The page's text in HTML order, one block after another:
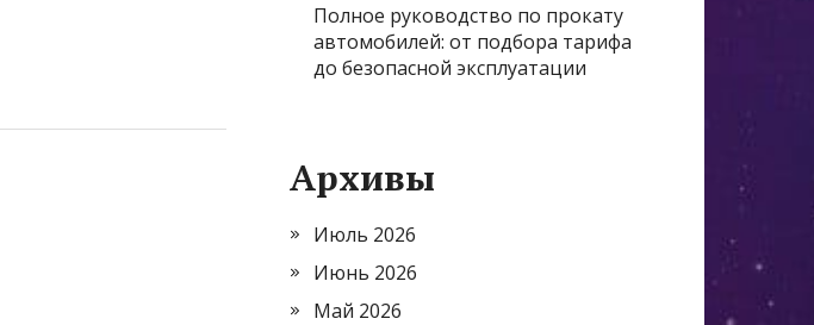
Полное руководство по прокату
автомобилей: от подбора тарифа
до безопасной эксплуатации
Архивы
Июль 2026
Июнь 2026
Май 2026